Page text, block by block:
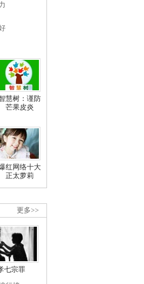
慧树：谨防
芒果皮炎
红网络十大
正太萝莉
更多>>
七宗罪